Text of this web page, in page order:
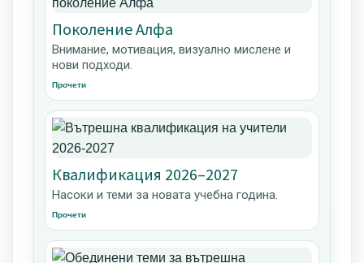
Поколение Алфа
Внимание, мотивация, визуално мислене и
нови подходи.
Прочети
Квалификация 2026–2027
Насоки и теми за новата учебна година.
Прочети